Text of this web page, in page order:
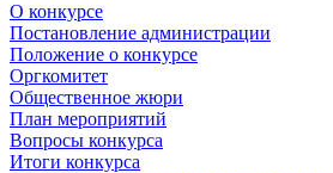
О конкурсе
Постановление администрации
Положение о конкурсе
Оргкомитет
Общественное жюри
План мероприятий
Вопросы конкурса
Итоги конкурса